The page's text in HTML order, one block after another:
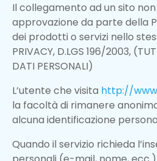
Il collegamento ad un sito
approvazione da parte della
dei prodotti o servizi nello
PRIVACY, D.LGS 196/2003,
DATI PERSONALI)
L’utente che visita http://
la facoltà di rimanere
alcuna identificazione
Quando il servizio richieda